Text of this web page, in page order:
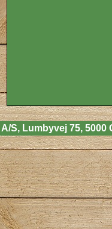
S, Lumbyvej 75, 5000